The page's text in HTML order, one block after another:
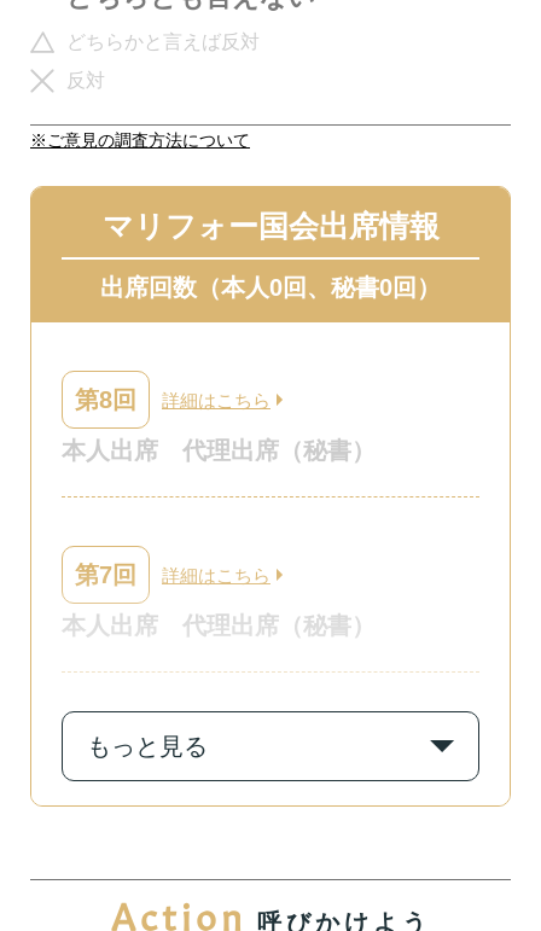
どちらかと言えば反対
反対
※ご意見の調査方法について
マリフォー国会出席情報
出席回数（本人0回、秘書0回）
第8回 詳細はこちら
本人出席 代理出席（秘書）
第7回 詳細はこちら
本人出席 代理出席（秘書）
第6回 詳細はこちら
本人出席 代理出席（秘書）
第5回 詳細はこちら
もっと見る
Action 呼びかけよう